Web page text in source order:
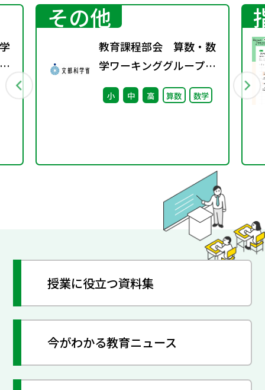
その他
教育課程部会 算数・数
学ワーキンググループ
（第3回） 配付資料
小 中 高 算数 数学
授業に役立つ資料集
今がわかる教育ニュース